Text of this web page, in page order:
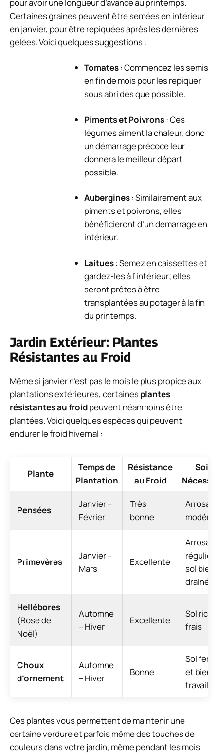
pour avoir une longueur d’avance au printemps.
Certaines graines peuvent être semées en intérieur
en janvier, pour être repiquées après les dernières
gelées. Voici quelques suggestions :
Tomates: Commencez les semis
en fin de mois pour les repiquer
sous abri dès que possible.
Piments et Poivrons: Ces
légumes aiment la chaleur, donc
un démarrage précoce leur
donnera le meilleur départ
possible.
Aubergines: Similairement aux
piments et poivrons, elles
bénéficieront d’un démarrage en
intérieur.
Laitues: Semez en caissettes et
gardez-les à l’intérieur; elles
seront prêtes à être
transplantées au potager à la fin
du printemps.
Jardin Extérieur: Plantes
Résistantes au Froid
Même si janvier n’est pas le mois le plus propice aux
plantations extérieures, certainesplantes
résistantes au froidpeuvent néanmoins être
plantées. Voici quelques espèces qui peuvent
endurer le froid hivernal :
Plante
Temps de
Plantation
Résistance
au Froid
Soins
Pensées
Janvier –
Février
Très
bonne
modéré
Primevères
Janvier –
Mars
Excellente
régulier,
sol bien
drainé
Hellébores
(Rose de
Noël)
Automne
– Hiver
Excellente
Sol
frais
Choux
d’ornement
Automne
– Hiver
Bonne
Sol
et bien
travaillé
Ces plantes vous permettent de maintenir une
certaine verdure et parfois même des touches de
couleurs dans votre jardin, même pendant les mois